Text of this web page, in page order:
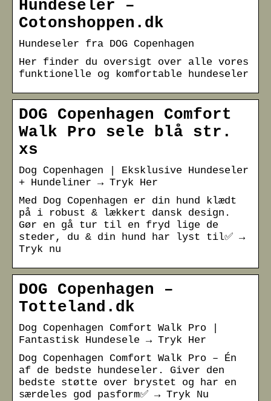
Hundeseler –
Cotonshoppen.dk
Hundeseler fra DOG Copenhagen
Her finder du oversigt over alle vores
funktionelle og komfortable hundeseler
DOG Copenhagen Comfort
Walk Pro sele blå str.
xs
Dog Copenhagen | Eksklusive Hundeseler
+ Hundeliner → Tryk Her
Med Dog Copenhagen er din hund klædt
på i robust & lækkert dansk design.
Gør en gå tur til en fryd lige de
steder, du & din hund har lyst til✅ →
Tryk nu
DOG Copenhagen –
Totteland.dk
Dog Copenhagen Comfort Walk Pro |
Fantastisk Hundesele → Tryk Her
Dog Copenhagen Comfort Walk Pro – Én
af de bedste hundeseler. Giver den
bedste støtte over brystet og har en
særdeles god pasform✅ → Tryk Nu